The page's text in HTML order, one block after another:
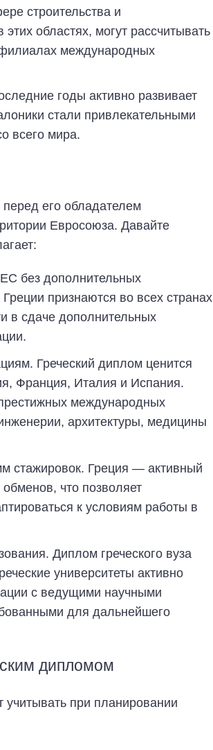
строительства и
областях, могут рассчитывать
международных
годы активно развивает
стали привлекательными
всего мира.
его обладателем
Евросоюза. Давайте
ЕС без дополнительных
признаются во всех странах
в сдаче дополнительных
Греческий диплом ценится
Франция, Италия и Испания.
престижных международных
архитектуры, медицины
стажировок. Греция — активный
что позволяет
к условиям работы в
Диплом греческого вуза
университеты активно
с ведущими научными
для дальнейшего
дипломом
учитывать при планировании